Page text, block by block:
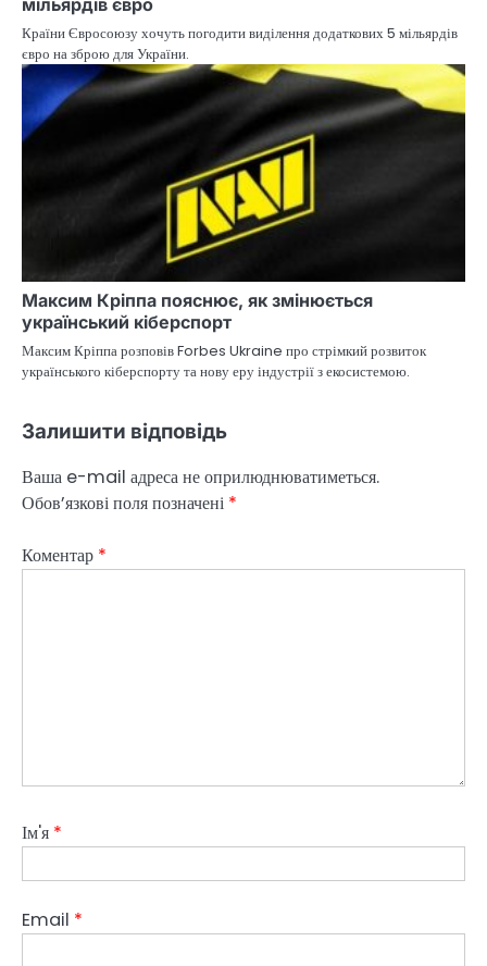
мільярдів євро
Країни Євросоюзу хочуть погодити виділення додаткових 5 мільярдів
євро на зброю для України.
Максим Кріппа пояснює, як змінюється
український кіберспорт
Максим Кріппа розповів Forbes Ukraine про стрімкий розвиток
українського кіберспорту та нову еру індустрії з екосистемою.
Залишити відповідь
Ваша e-mail адреса не оприлюднюватиметься.
Обов’язкові поля позначені *
Коментар *
Ім'я *
Email *